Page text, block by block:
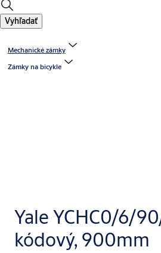
Vyhľadať
Mechanické zámky
Zámky na bicykle
Yale YCHC0/6/
kódový, 900mm